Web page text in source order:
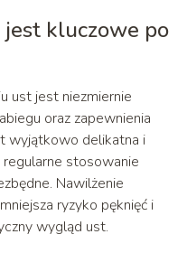
kluczowe po
ust jest niezmiernie
oraz zapewnienia
wyjątkowo delikatna i
stosowanie
Nawilżenie
ryzyko pęknięć i
wygląd ust.